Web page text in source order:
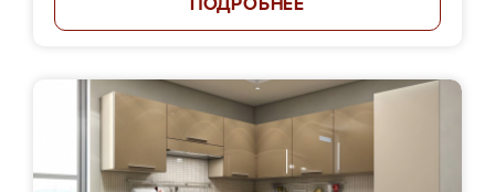
ПОДРОБНЕЕ